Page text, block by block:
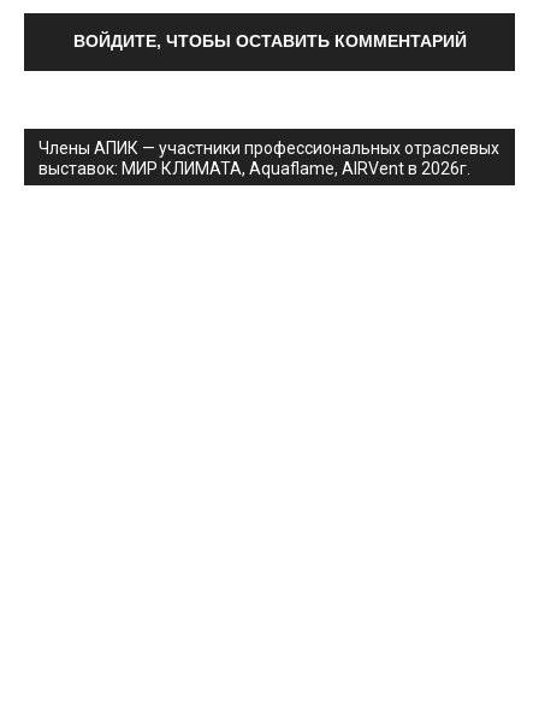
ВОЙДИТЕ, ЧТОБЫ ОСТАВИТЬ КОММЕНТАРИЙ
Члены АПИК — участники профессиональных отраслевых
выставок: МИР КЛИМАТА, Aquaflame, AIRVent в 2026г.